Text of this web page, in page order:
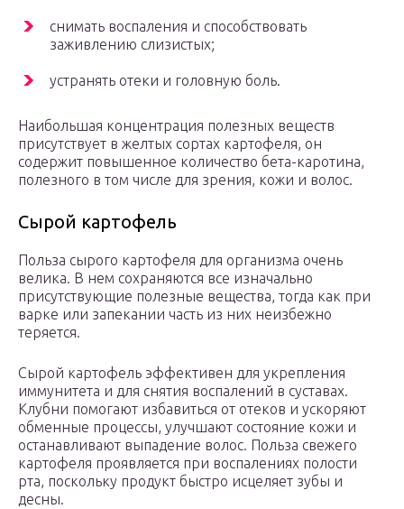
снимать воспаления и способствовать
заживлению слизистых;
устранять отеки и головную боль.
Наибольшая концентрация полезных веществ
присутствует в желтых сортах картофеля, он
содержит повышенное количество бета-каротина,
полезного в том числе для зрения, кожи и волос.
Сырой картофель
Польза сырого картофеля для организма очень
велика. В нем сохраняются все изначально
присутствующие полезные вещества, тогда как при
варке или запекании часть из них неизбежно
теряется.
Сырой картофель эффективен для укрепления
иммунитета и для снятия воспалений в суставах.
Клубни помогают избавиться от отеков и ускоряют
обменные процессы, улучшают состояние кожи и
останавливают выпадение волос. Польза свежего
картофеля проявляется при воспалениях полости
рта, поскольку продукт быстро исцеляет зубы и
десны.